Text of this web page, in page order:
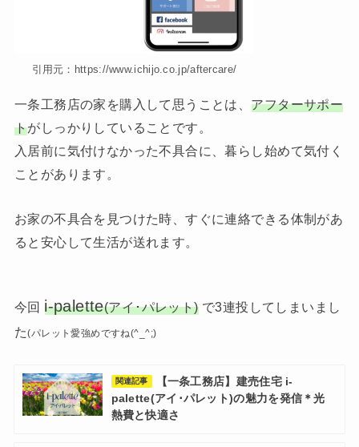
引用元：https://www.ichijo.co.jp/aftercare/
一条工務店の家を購入して思うことは、 アフターサポー
トがしっかりしていることです。
入居前に気付けなかった不具合に、暮らし始めて気付く
ことがあります。
お家の不具合を見つけた時、すぐに連絡できる体制があ
ると安心して生活が送れます。
今回 i-palette(アイ･パレット)で3連投してしまいまし
た( パレット愛強めですね(^_^;)
関連記事
【一条工務店】建売住宅 i-
palette(アイ･パレット)の魅力を発信＊光
熱費と快適さ